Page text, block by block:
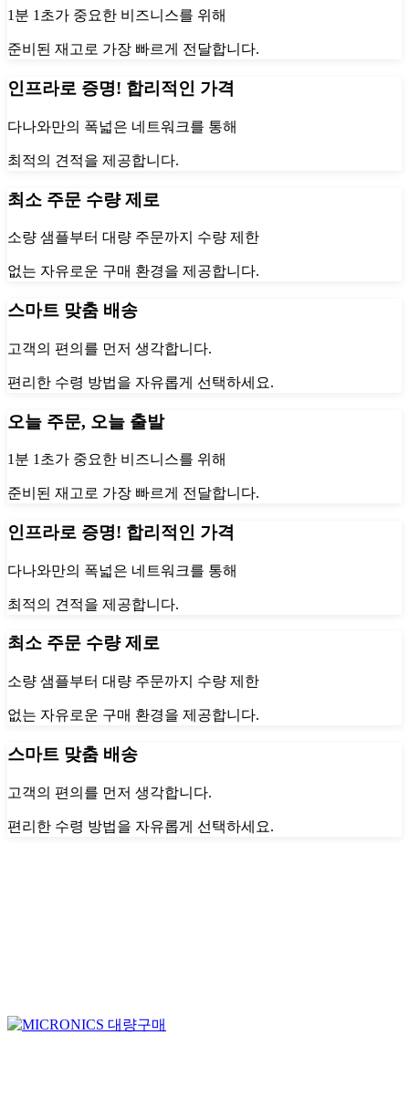
1분 1초가 중요한 비즈니스를 위해
준비된 재고로 가장 빠르게 전달합니다.
인프라로 증명! 합리적인 가격
다나와만의 폭넓은 네트워크를 통해
최적의 견적을 제공합니다.
최소 주문 수량 제로
소량 샘플부터 대량 주문까지 수량 제한
없는 자유로운 구매 환경을 제공합니다.
스마트 맞춤 배송
고객의 편의를 먼저 생각합니다.
편리한 수령 방법을 자유롭게 선택하세요.
오늘 주문, 오늘 출발
1분 1초가 중요한 비즈니스를 위해
준비된 재고로 가장 빠르게 전달합니다.
인프라로 증명! 합리적인 가격
다나와만의 폭넓은 네트워크를 통해
최적의 견적을 제공합니다.
최소 주문 수량 제로
소량 샘플부터 대량 주문까지 수량 제한
없는 자유로운 구매 환경을 제공합니다.
스마트 맞춤 배송
고객의 편의를 먼저 생각합니다.
편리한 수령 방법을 자유롭게 선택하세요.